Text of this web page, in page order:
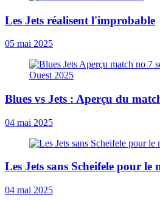
Les Jets réalisent l'improbable
05 mai 2025
Blues vs Jets : Aperçu du
04 mai 2025
Les Jets sans Scheifele pour le
04 mai 2025